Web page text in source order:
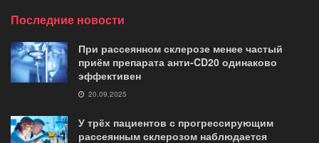
Последние новости
При рассеянном склерозе менее частый
приём препарата анти-CD20 одинаково
эффективен
20.09.2025
У трёх пациентов с прогрессирующим
рассеянным склерозом наблюдается